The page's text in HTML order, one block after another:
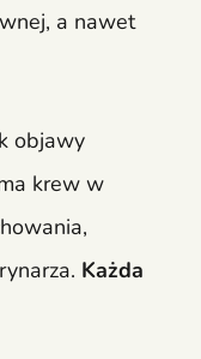
a nawet
objawy
krew w
Każda